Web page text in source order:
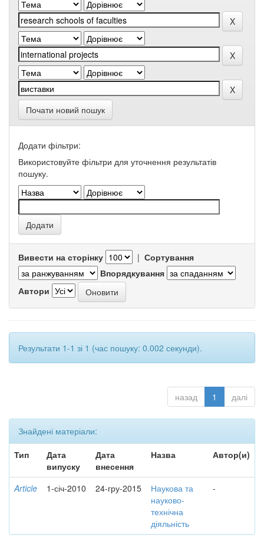
Почати новий пошук
Додати фільтри:
Використовуйте фільтри для уточнення результатів
пошуку.
Вивести на сторінку | Сортування
Впорядкування
Автори
Результати 1-1 зі 1 (час пошуку: 0.002 секунди).
назад 1 далі
Знайдені матеріали:
Тип
Дата
випуску
Дата
внесення
Назва Автор(и)
Article 1-січ-2010 24-гру-2015
Наукова та
науково-
технічна
діяльність
-